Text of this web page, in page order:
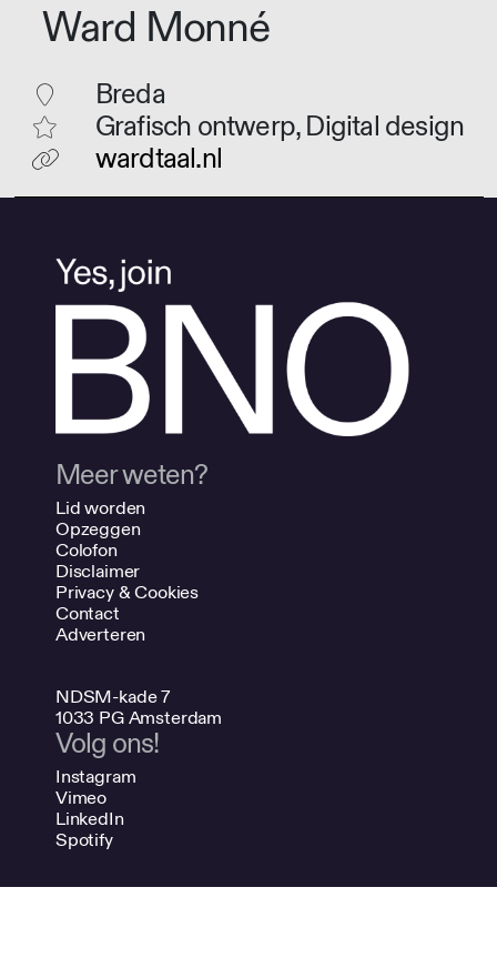
Ward Monné
Breda
Grafisch ontwerp, Digital design
wardtaal.nl
Meer weten?
Lid worden
Opzeggen
Colofon
Disclaimer
Privacy & Cookies
Contact
Adverteren
NDSM-kade 7
1033 PG Amsterdam
Volg ons!
Instagram
Vimeo
LinkedIn
Spotify